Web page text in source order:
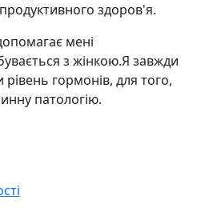
здоров'я.
мені
з жінкою.Я завжди
гормонів, для того,
патологію.